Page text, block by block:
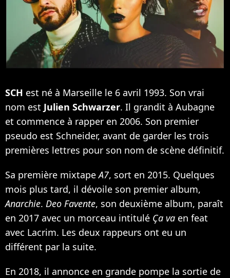
SCH est né à Marseille le 6 avril 1993. Son vrai
nom est Julien Schwarzer. Il grandit à Aubagne
et commence à rapper en 2006. Son premier
pseudo est Schneider, avant de garder les trois
premières lettres pour son nom de scène définitif.
Sa première mixtapeA7, sort en 2015. Quelques
mois plus tard, il dévoile son premier album,
Anarchie. Deo Favente, son deuxième album, paraît
en 2017 avec un morceau intitulé Ça va en feat
avec Lacrim. Les deux rappeurs ont eu un
différent par la suite.
En 2018, il annonce en grande pompe la sortie de